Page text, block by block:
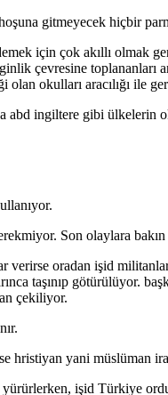
gitmeyecek hiçbir
için çok akıllı olmak
çevresine toplananları
okulları aracılığı ile
abd ingiltere gibi
Son olaylara bakın
oradan işid
taşınıp götürülüyor.
çekiliyor.
yani müslüman
işid Türkiye